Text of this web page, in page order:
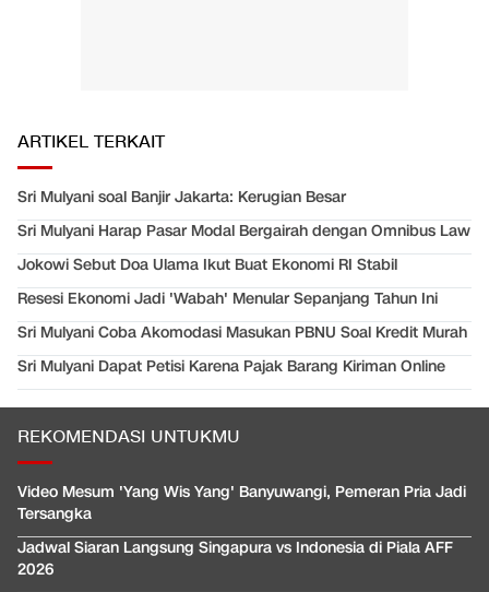
ARTIKEL TERKAIT
Sri Mulyani soal Banjir Jakarta: Kerugian Besar
Sri Mulyani Harap Pasar Modal Bergairah dengan Omnibus Law
Jokowi Sebut Doa Ulama Ikut Buat Ekonomi RI Stabil
Resesi Ekonomi Jadi 'Wabah' Menular Sepanjang Tahun Ini
Sri Mulyani Coba Akomodasi Masukan PBNU Soal Kredit Murah
Sri Mulyani Dapat Petisi Karena Pajak Barang Kiriman Online
REKOMENDASI UNTUKMU
Video Mesum 'Yang Wis Yang' Banyuwangi, Pemeran Pria Jadi
Tersangka
Jadwal Siaran Langsung Singapura vs Indonesia di Piala AFF
2026